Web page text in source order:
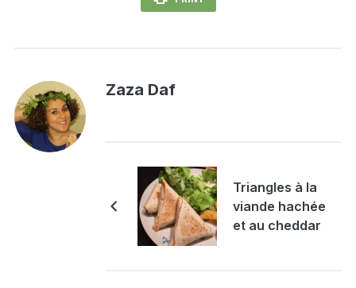
Zaza Daf
Triangles à la
viande hachée
et au cheddar